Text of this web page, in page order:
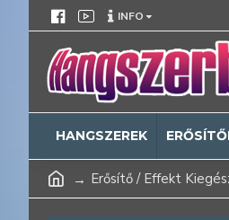
INFO
HANGSZEREK
Erősítő / Effekt